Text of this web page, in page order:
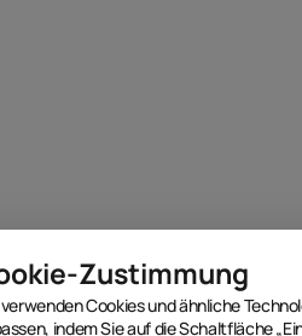
Zustimmung
Cookies und ähnliche
indem Sie auf die Schaltfläche